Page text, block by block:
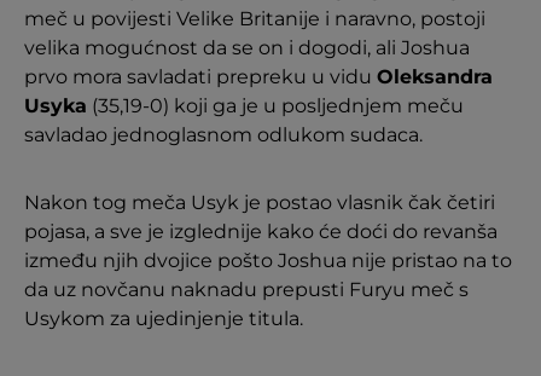
meč u povijesti Velike Britanije i naravno, postoji
velika mogućnost da se on i dogodi, ali Joshua
prvo mora savladati prepreku u vidu Oleksandra
Usyka (35,19-0) koji ga je u posljednjem meču
savladao jednoglasnom odlukom sudaca.
Nakon tog meča Usyk je postao vlasnik čak četiri
pojasa, a sve je izglednije kako će doći do revanša
između njih dvojice pošto Joshua nije pristao na to
da uz novčanu naknadu prepusti Furyu meč s
Usykom za ujedinjenje titula.